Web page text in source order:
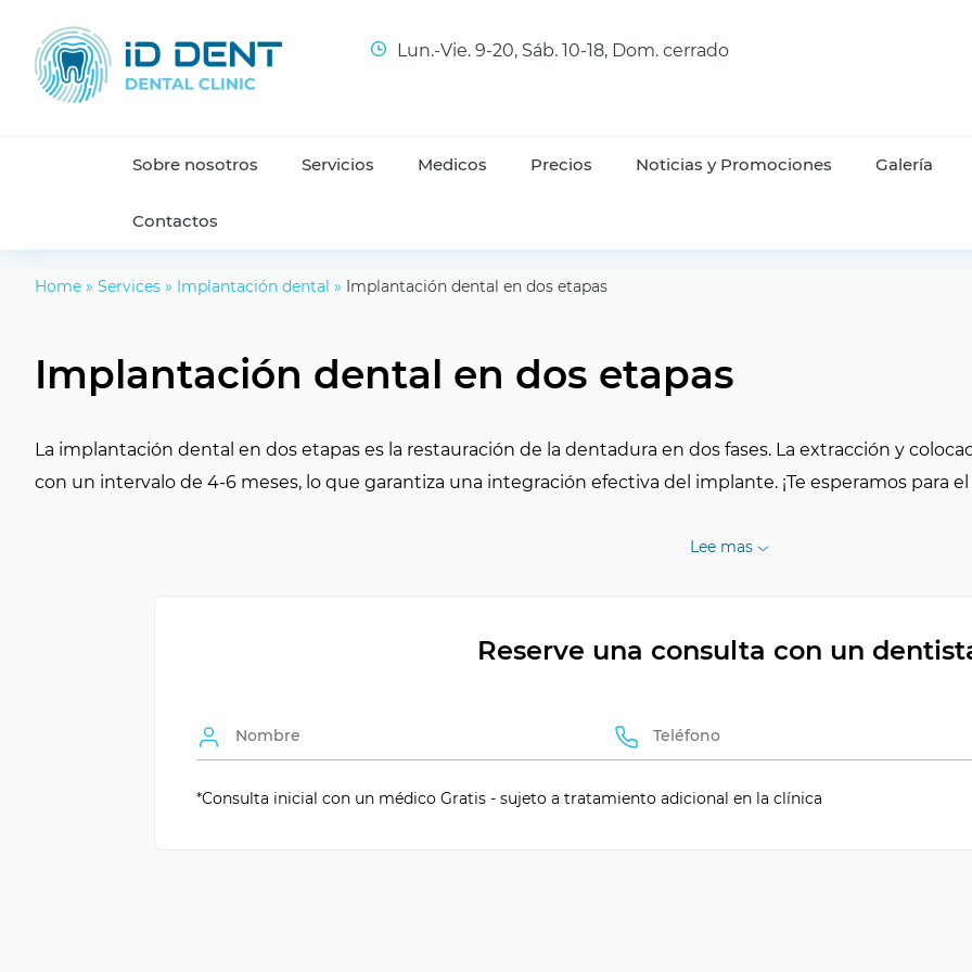
Lun.-Vie. 9-20, Sáb. 10-18, Dom. cerrado
Sobre nosotros Servicios Medicos Precios Noticias y Promociones Galería
Contactos
Home » Services » Implantación dental » Implantación dental en dos etapas
Implantación dental en dos etapas
La implantación dental en dos etapas es la restauración de la dentadura en dos fases. La extracción y
con un intervalo de 4-6 meses, lo que garantiza una integración efectiva del implante. ¡Te esperamos para
Período de tratamiento 4-6 meses
Edad para el tratamiento adultos
Lee mas
Reserve una consulta con un
*Consulta inicial con un médico Gratis - sujeto a tratamiento adicional en la clínica